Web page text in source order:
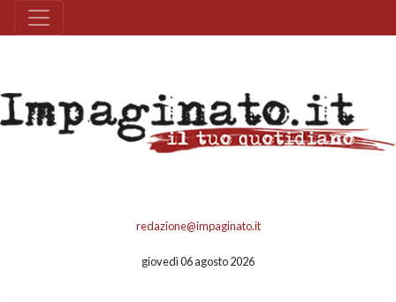
redazione@impaginato.it
giovedì 06 agosto 2026